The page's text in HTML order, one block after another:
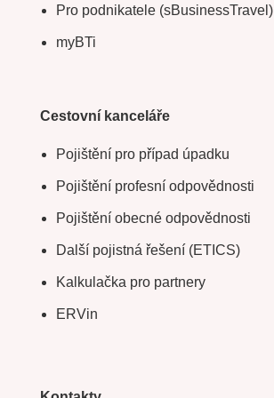
Pro podnikatele (sBusinessTravel)
myBTi
Cestovní kanceláře
Pojištění pro případ úpadku
Pojištění profesní odpovědnosti
Pojištění obecné odpovědnosti
Další pojistná řešení (ETICS)
Kalkulačka pro partnery
ERVin